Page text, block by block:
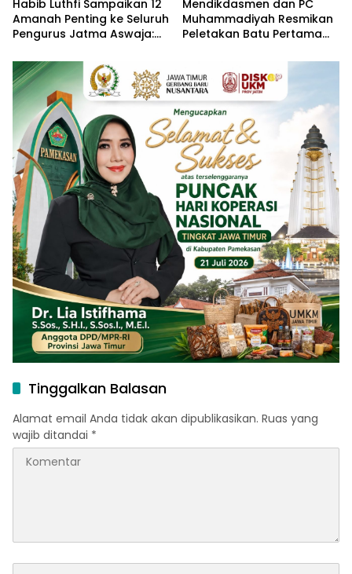
Habib Luthfi Sampaikan 12
Amanah Penting ke Seluruh
Pengurus Jatma Aswaja:
Persatuan, Jangan
Terjebak Fitnah
Mendikdasmen dan PC
Muhammadiyah Resmikan
Peletakan Batu Pertama
Mustaqim di Karang
Penang Sampang
Tinggalkan Balasan
Alamat email Anda tidak akan dipublikasikan. Ruas yang
wajib ditandai *